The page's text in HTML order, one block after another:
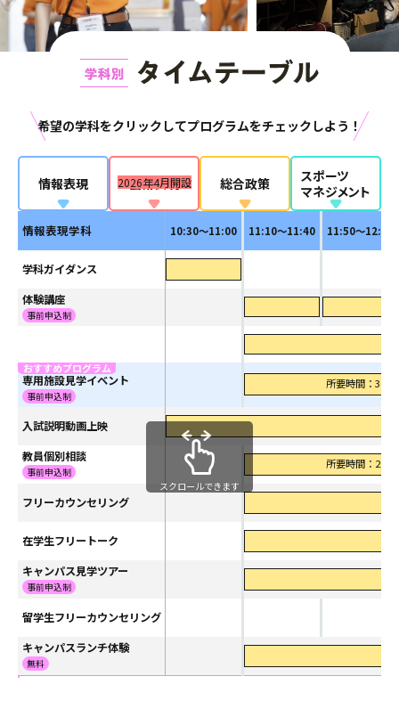
希望の学科をクリックしてプログラムをチェックしよう！
情報表現 2026年4月開設
芸術表現 総合政策
スポーツ
マネジメント
情報表現学科 10:30～11:00 11:10～11:40 11:50～12:20
学科ガイダンス
体験講座
事前申込制
専用施設見学イベント
事前申込制
所要時間：30分
入試説明動画上映
教員個別相談
事前申込制
所要時間：20分
フリーカウンセリング
在学生フリートーク
キャンパス見学ツアー
事前申込制
留学生フリーカウンセリング
キャンパスランチ体験
無料
スクロールできます